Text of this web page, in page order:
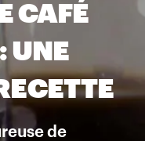
CAFÉ
UNE
de